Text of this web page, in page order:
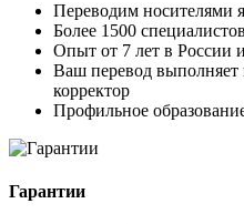
Переводим носителями
Более 1500
Опыт от 7 лет в России
Ваш перевод выполняет
корректор
Профильное
Гарантии